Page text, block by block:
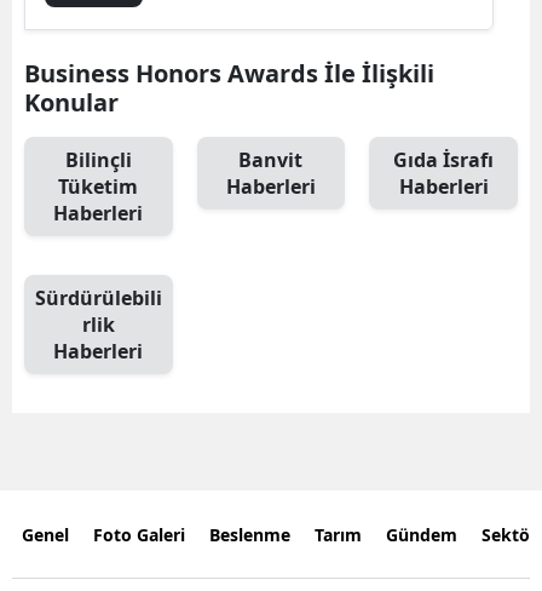
Business Honors Awards İle İlişkili
Konular
Bilinçli
Tüketim
Haberleri
Banvit
Haberleri
Gıda İsrafı
Haberleri
Sürdürülebili
rlik
Haberleri
Genel Foto Galeri Beslenme Tarım Gündem